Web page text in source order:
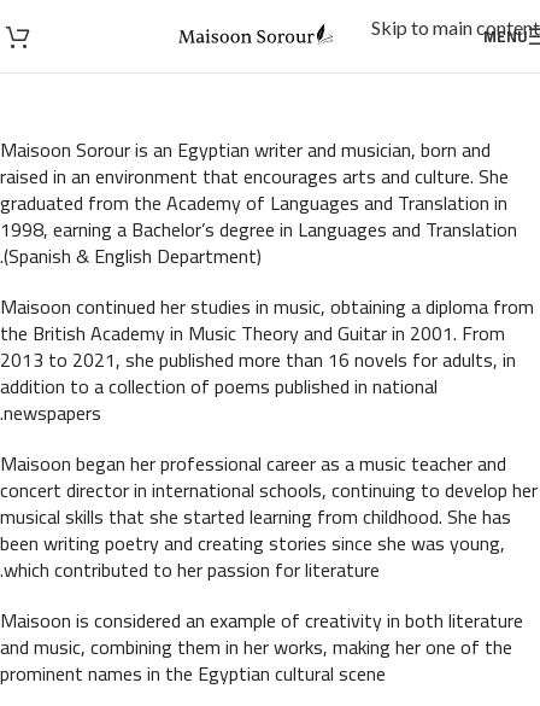
Skip to main content
MENU
Maisoon Sorour is an Egyptian writer and musician, born and
raised in an environment that encourages arts and culture. She
graduated from the Academy of Languages and Translation in
1998, earning a Bachelor’s degree in Languages and Translation
(Spanish & English Department).
Maisoon continued her studies in music, obtaining a diploma from
the British Academy in Music Theory and Guitar in 2001. From
2013 to 2021, she published more than 16 novels for adults, in
addition to a collection of poems published in national
newspapers.
Maisoon began her professional career as a music teacher and
concert director in international schools, continuing to develop her
musical skills that she started learning from childhood. She has
been writing poetry and creating stories since she was young,
which contributed to her passion for literature.
Maisoon is considered an example of creativity in both literature
and music, combining them in her works, making her one of the
prominent names in the Egyptian cultural scene